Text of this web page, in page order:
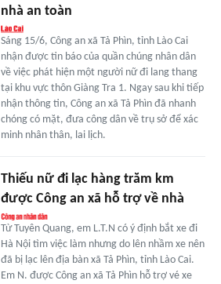
nhà an toàn
Sáng 15/6, Công an xã Tả Phìn, tỉnh Lào Cai
nhận được tin báo của quần chúng nhân dân
về việc phát hiện một người nữ đi lang thang
tại khu vực thôn Giàng Tra 1. Ngay sau khi tiếp
nhận thông tin, Công an xã Tả Phìn đã nhanh
chóng có mặt, đưa công dân về trụ sở để xác
minh nhân thân, lai lịch.
Thiếu nữ đi lạc hàng trăm km
được Công an xã hỗ trợ về nhà
Từ Tuyên Quang, em L.T.N có ý định bắt xe đi
Hà Nội tìm việc làm nhưng do lên nhầm xe nên
đã bị lạc lên địa bàn xã Tả Phìn, tỉnh Lào Cai.
Em N. được Công an xã Tả Phìn hỗ trợ vé xe